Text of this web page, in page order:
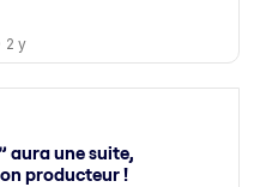
2 y
aura une suite,
producteur !